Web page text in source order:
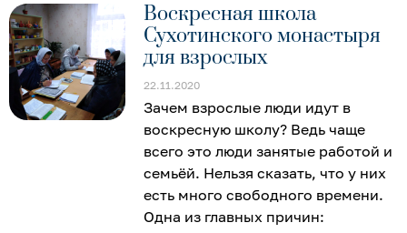
Воскресная школа
Сухотинского монастыря
для взрослых
22.11.2020
Зачем взрослые люди идут в
воскресную школу? Ведь чаще
всего это люди занятые работой и
семьёй. Нельзя сказать, что у них
есть много свободного времени.
Одна из главных причин: